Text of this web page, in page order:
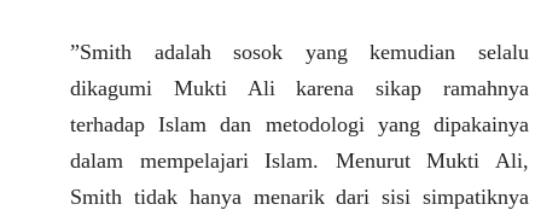
”Smith adalah sosok yang kemudian selalu
dikagumi Mukti Ali karena sikap ramahnya
terhadap Islam dan metodologi yang dipakainya
dalam mempelajari Islam. Menurut Mukti Ali,
Smith tidak hanya menarik dari sisi simpatiknya